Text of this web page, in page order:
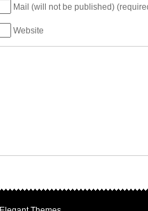
Mail (will not be published)
Website